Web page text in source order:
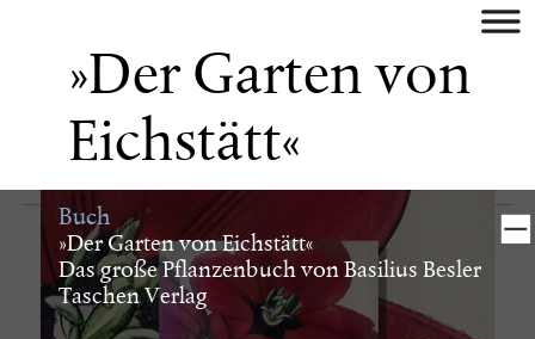
künstler
museum/galerie
verlag
buch
»Der Garten von
Eichstätt«
Buch
»Der Garten von Eichstätt«
Das große Pflanzenbuch von Basilius Besler
Taschen Verlag